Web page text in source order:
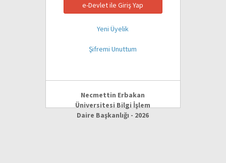
e-Devlet ile Giriş Yap
Yeni Üyelik
Şifremi Unuttum
Necmettin Erbakan
Üniversitesi Bilgi İşlem
Daire Başkanlığı - 2026